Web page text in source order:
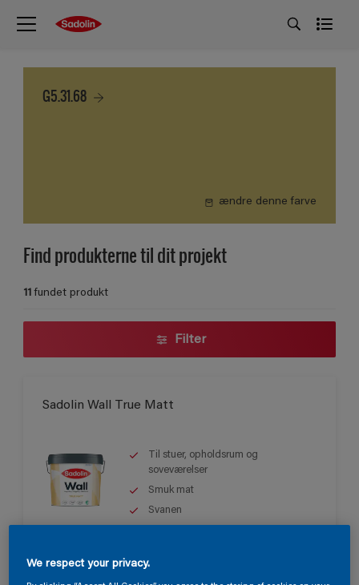
G5.31.68
ændre denne farve
Find produkterne til dit projekt
11fundet produkt
Filter
Sadolin Wall True Matt
Til stuer, opholdsrum og
soveværelser
Smuk mat
Svanen
We respect your privacy.